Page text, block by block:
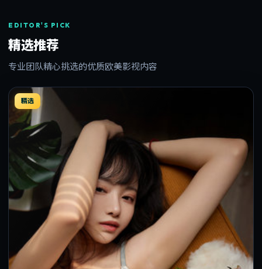
EDITOR'S PICK
精选推荐
专业团队精心挑选的优质欧美影视内容
精选